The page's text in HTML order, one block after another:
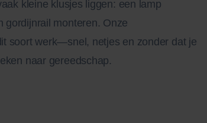
kleine klusjes liggen: een lamp
gordijnrail monteren. Onze
soort werk—snel, netjes en zonder dat je
naar gereedschap.